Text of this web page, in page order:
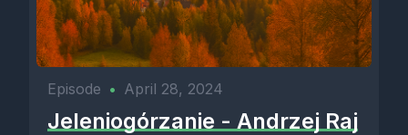
Episode • April 28, 2024
Jeleniogórzanie - Andrzej Raj